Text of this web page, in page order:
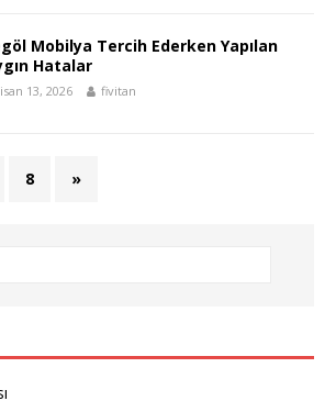
Mobilya Tercih Ederken Yapılan
Hatalar
13, 2026 fivitan
8 »